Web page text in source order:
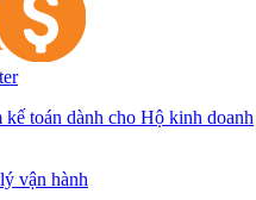
kế toán dành cho Hộ kinh doanh
vận hành